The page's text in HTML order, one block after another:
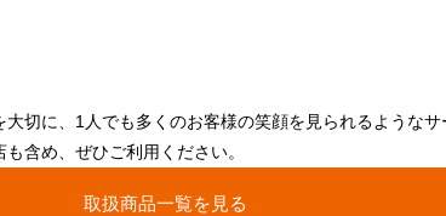
切に、1人でも多くのお客様の笑顔を見られるような
含め、ぜひご利用ください。
取扱商品一覧を見る